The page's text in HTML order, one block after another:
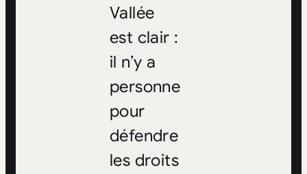
Vallée
est clair :
il n’y a
personne
pour
défendre
les droits